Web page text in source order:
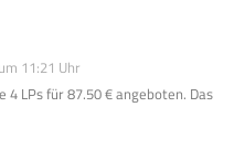
11:21 Uhr
LPs für 87.50 € angeboten. Das